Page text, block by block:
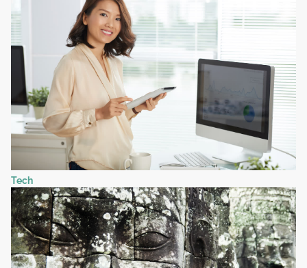
Tech